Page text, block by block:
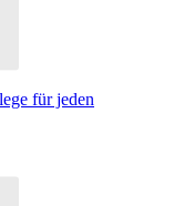
für jeden